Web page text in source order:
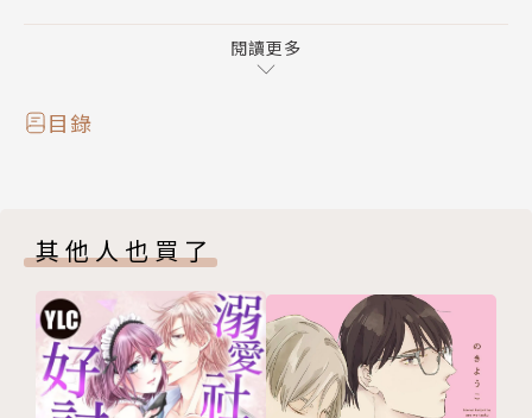
閱讀更多
目錄
其他人也買了